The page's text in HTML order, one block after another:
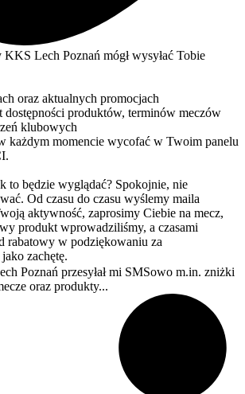
KKS Lech Poznań mógł wysyłać Tobie
oraz aktualnych promocjach
dostępności produktów, terminów meczów
klubowych
każdym momencie wycofać w Twoim panelu
to będzie wyglądać? Spokojnie, nie
Od czasu do czasu wyślemy maila
aktywność, zaprosimy Ciebie na mecz,
produkt wprowadziliśmy, a czasami
rabatowy w podziękowaniu za
zachętę.
Poznań przesyłał mi SMSowo m.in. zniżki
oraz produkty...